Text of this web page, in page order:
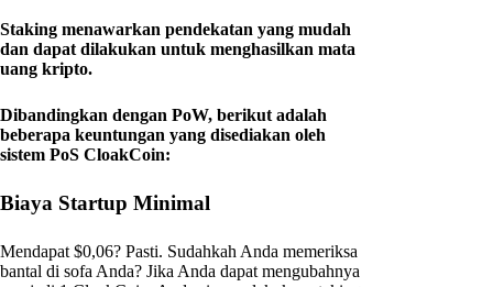
Staking menawarkan pendekatan yang mudah
dan dapat dilakukan untuk menghasilkan mata
uang kripto.
Dibandingkan dengan PoW, berikut adalah
beberapa keuntungan yang disediakan oleh
sistem PoS CloakCoin:
Biaya Startup Minimal
Mendapat $0,06? Pasti. Sudahkah Anda memeriksa
bantal di sofa Anda? Jika Anda dapat mengubahnya